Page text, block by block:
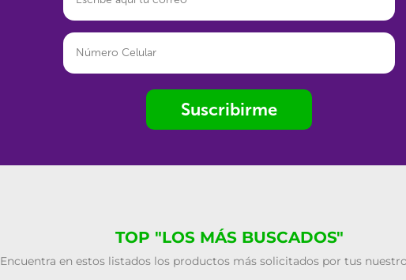
Suscribirme
TOP "LOS MÁS BUSCADOS"
Encuentra en estos listados los productos más solicitados por tus